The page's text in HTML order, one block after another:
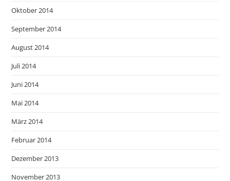
Oktober 2014
September 2014
August 2014
Juli 2014
Juni 2014
Mai 2014
März 2014
Februar 2014
Dezember 2013
November 2013